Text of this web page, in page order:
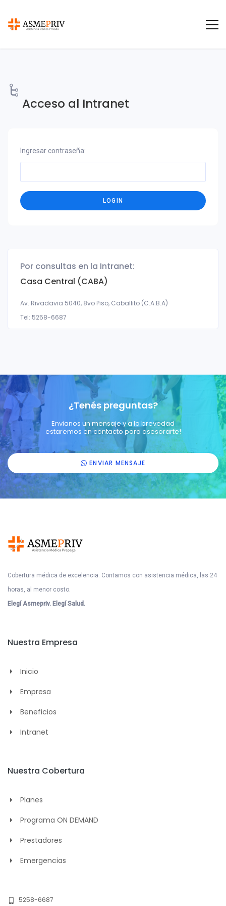
Acceso al Intranet
Ingresar contraseña:
Por consultas en la Intranet:
Casa Central (CABA)
Av. Rivadavia 5040, 8vo Piso, Caballito (C.A.B.A)
Tel: 5258-6687
¿Tenés preguntas?
Envianos un mensaje y a la brevedad
estaremos en contacto para asesorarte!
ENVIAR MENSAJE
Cobertura médica de excelencia. Contamos con asistencia médica, las 24
horas, al menor costo.
Elegí Asmepriv. Elegí Salud.
Nuestra Empresa
Inicio
Empresa
Beneficios
Intranet
Nuestra Cobertura
Planes
Programa ON DEMAND
Prestadores
Emergencias
5258-6687